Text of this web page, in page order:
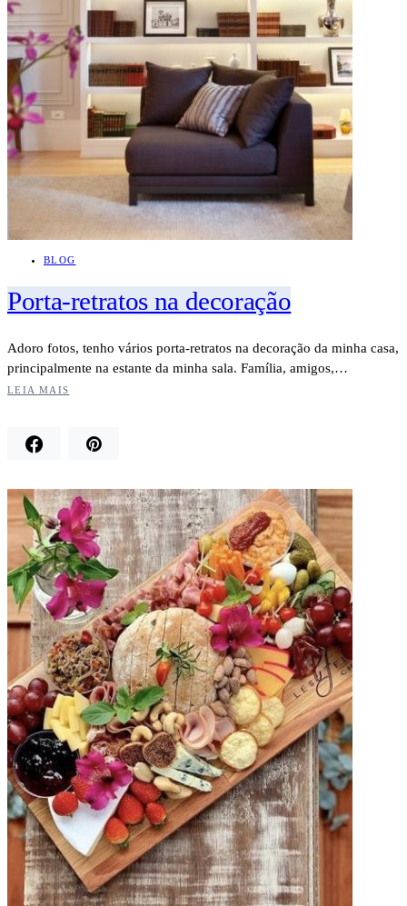
BLOG
Porta-retratos na decoração
Adoro fotos, tenho vários porta-retratos na decoração da minha casa,
principalmente na estante da minha sala. Família, amigos,…
LEIA MAIS